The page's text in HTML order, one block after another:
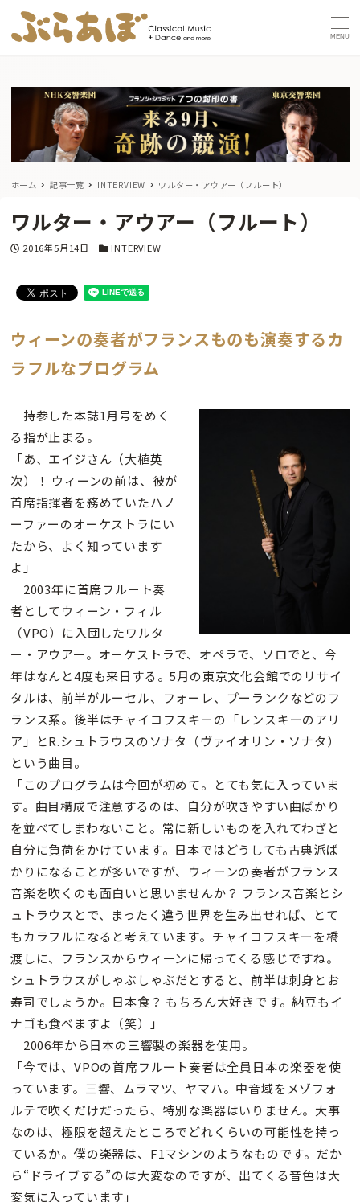
MENU
ホーム 記事一覧 INTERVIEW ワルター・アウアー（フルート）
ワルター・アウアー（フルート）
投稿日
2016年5月14日 カテゴリー
INTERVIEW
ウィーンの奏者がフランスものも演奏するカ
ラフルなプログラム
持参した本誌1月号をめく
る指が止まる。
「あ、エイジさん（大植英
次）！ ウィーンの前は、彼が
首席指揮者を務めていたハノ
ーファーのオーケストラにい
たから、よく知っています
よ」
2003年に首席フルート奏
者としてウィーン・フィル
（VPO）に入団したワルタ
ー・アウアー。オーケストラで、オペラで、ソロでと、今
年はなんと4度も来日する。5月の東京文化会館でのリサイ
タルは、前半がルーセル、フォーレ、プーランクなどのフ
ランス系。後半はチャイコフスキーの「レンスキーのアリ
ア」とR.シュトラウスのソナタ（ヴァイオリン・ソナタ）
という曲目。
「このプログラムは今回が初めて。とても気に入っていま
す。曲目構成で注意するのは、自分が吹きやすい曲ばかり
を並べてしまわないこと。常に新しいものを入れてわざと
自分に負荷をかけています。日本ではどうしても古典派ば
かりになることが多いですが、ウィーンの奏者がフランス
音楽を吹くのも面白いと思いませんか？ フランス音楽とシ
ュトラウスとで、まったく違う世界を生み出せれば、とて
もカラフルになると考えています。チャイコフスキーを橋
渡しに、フランスからウィーンに帰ってくる感じですね。
シュトラウスがしゃぶしゃぶだとすると、前半は刺身とお
寿司でしょうか。日本食？ もちろん大好きです。納豆もイ
ナゴも食べますよ（笑）」
2006年から日本の三響製の楽器を使用。
「今では、VPOの首席フルート奏者は全員日本の楽器を使
っています。三響、ムラマツ、ヤマハ。中音域をメゾフォ
ルテで吹くだけだったら、特別な楽器はいりません。大事
なのは、極限を超えたところでどれくらいの可能性を持っ
ているか。僕の楽器は、F1マシンのようなものです。だか
ら“ドライブする”のは大変なのですが、出てくる音色は大
変気に入っています」